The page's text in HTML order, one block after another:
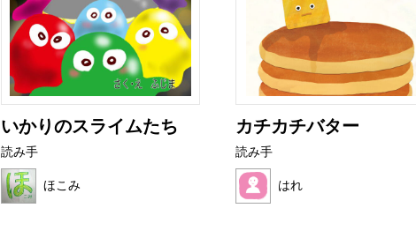
いかりのスライムたち
読み手
ほこみ
カチカチバター
読み手
はれ